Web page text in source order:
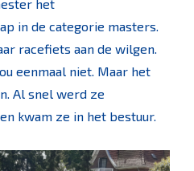
het
in de categorie masters.
racefiets aan de wilgen.
eenmaal niet. Maar het
Al snel werd ze
kwam ze in het bestuur.